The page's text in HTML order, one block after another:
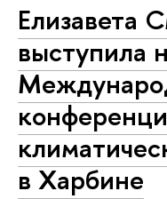
Елизавета
выступила
в Харбине